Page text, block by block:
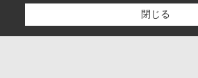
閉じる